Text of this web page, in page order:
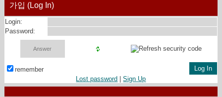
가입 (Log In)
Login:
Password:
remember
Lost password |Sign Up